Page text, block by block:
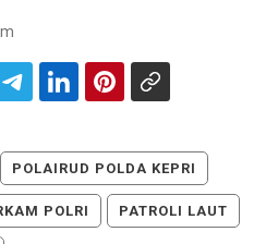
POLAIRUD POLDA KEPRI
POLRI PATROLI LAUT